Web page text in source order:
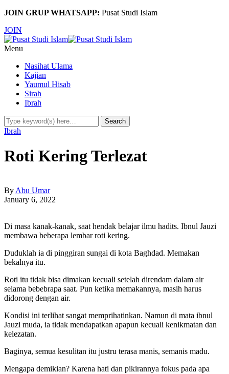
JOIN GRUP WHATSAPP: Pusat Studi Islam
JOIN
Menu
Nasihat Ulama
Kajian
Yaumul Hisab
Sirah
Ibrah
Ibrah
Roti Kering Terlezat
By Abu Umar
January 6, 2022
Di masa kanak-kanak, saat hendak belajar ilmu hadits. Ibnul Jauzi
membawa beberapa lembar roti kering.
Duduklah ia di pinggiran sungai di kota Baghdad. Memakan
bekalnya itu.
Roti itu tidak bisa dimakan kecuali setelah direndam dalam air
selama bebebrapa saat. Pun ketika memakannya, masih harus
didorong dengan air.
Kondisi ini terlihat sangat memprihatinkan. Namun di mata ibnul
Jauzi muda, ia tidak mendapatkan apapun kecuali kenikmatan dan
kelezatan.
Baginya, semua kesulitan itu justru terasa manis, semanis madu.
Mengapa demikian? Karena hati dan pikirannya fokus pada apa